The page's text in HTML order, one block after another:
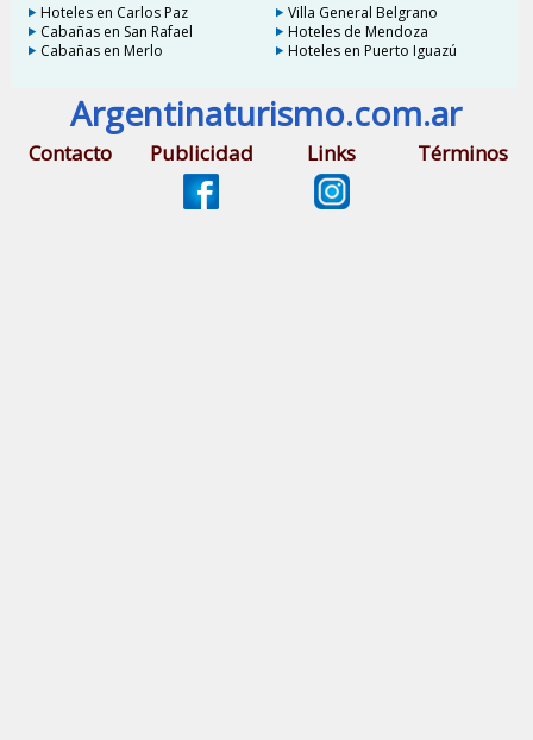
Hoteles en Carlos Paz
Villa General Belgrano
Cabañas en San Rafael
Hoteles de Mendoza
Cabañas en Merlo
Hoteles en Puerto Iguazú
Argentinaturismo.com.ar
Contacto Publicidad Links Términos